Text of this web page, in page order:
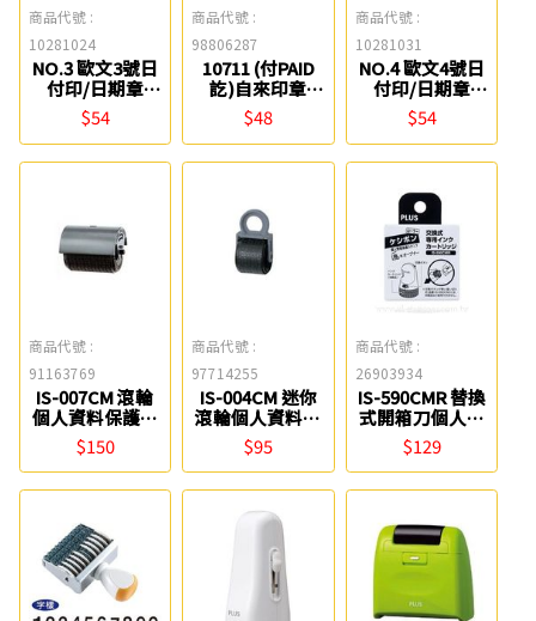
商品代號 :
10281024
NO.3 歐文3號日
付印/日期章
COX
$54
商品代號 :
98806287
10711 (付PAID
訖)自來印章
MBS
$48
商品代號 :
10281031
NO.4 歐文4號日
付印/日期章
COX
$54
商品代號 :
91163769
IS-007CM 滾輪
個人資料保護章
專用墨水卡匣
(37-874) PLUS
$150
商品代號 :
97714255
IS-004CM 迷你
滾輪個人資料保
護章專用墨水卡
匣(38-275 )
PLUS
$95
商品代號 :
26903934
IS-590CMR 替換
式開箱刀個人資
料保護章卡匣
(40-892)
$129